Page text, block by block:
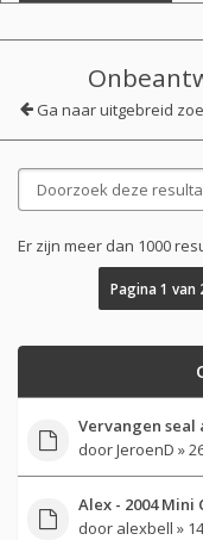
Ga naar uitgebreid
Er zijn meer dan 1000
Pagina1 van
Vervangen seal
doorJeroenD »
Alex - 2004 Mini
door alexbell »